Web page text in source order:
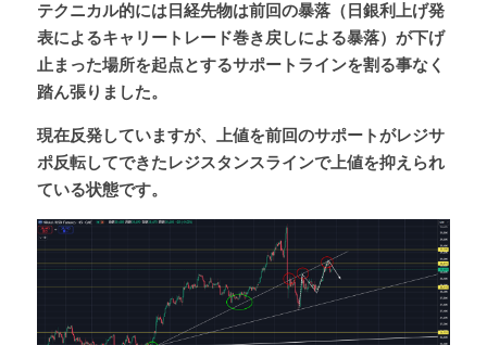
テクニカル的には日経先物は前回の暴落（日銀利上げ発
表によるキャリートレード巻き戻しによる暴落）が下げ
止まった場所を起点とするサポートラインを割る事なく
踏ん張りました。
現在反発していますが、上値を前回のサポートがレジサ
ポ反転してできたレジスタンスラインで上値を抑えられ
ている状態です。